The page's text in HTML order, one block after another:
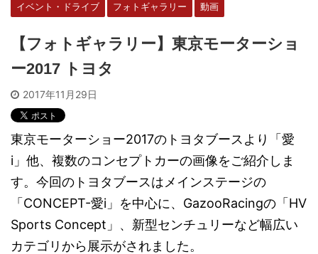
イベント・ドライブ フォトギャラリー 動画
【フォトギャラリー】東京モーターショ
ー2017 トヨタ
2017年11月29日
東京モーターショー2017のトヨタブースより「愛
i」他、複数のコンセプトカーの画像をご紹介しま
す。今回のトヨタブースはメインステージの
「CONCEPT-愛i」を中心に、GazooRacingの「HV
Sports Concept」、新型センチュリーなど幅広い
カテゴリから展示がされました。